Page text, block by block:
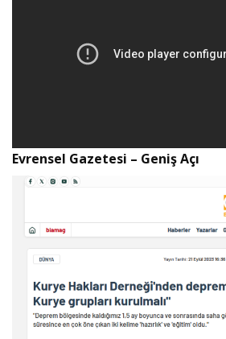
Evrensel Gazetesi – Geniş Açı